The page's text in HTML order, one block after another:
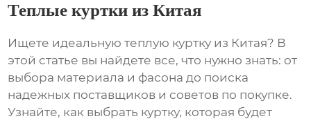
Теплые куртки из Китая
Ищете идеальнуютеплую куртку из Китая? В
этой статье вы найдете все, что нужно знать: от
выбора материала и фасона до поиска
надежных поставщиков и советов по покупке.
Узнайте, как выбрать куртку, которая будет